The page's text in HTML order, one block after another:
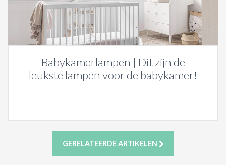
Babykamerlampen | Dit zijn de
leukste lampen voor de babykamer!
GERELATEERDE ARTIKELEN